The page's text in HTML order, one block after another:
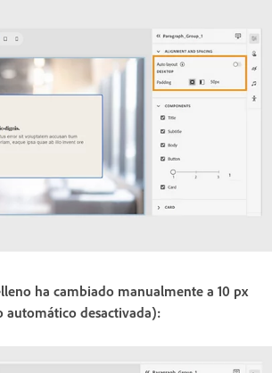
ha cambiado manualmente a 10 px
automático desactivada):